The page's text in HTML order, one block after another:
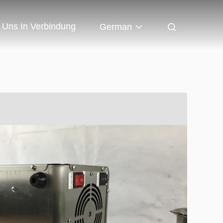
In Verbindung German